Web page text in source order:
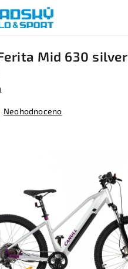
Mid 630 silver
Neohodnoceno